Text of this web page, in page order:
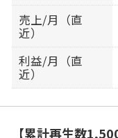
売上/月（直
近）
利益/月（直
近）
【累計再生数